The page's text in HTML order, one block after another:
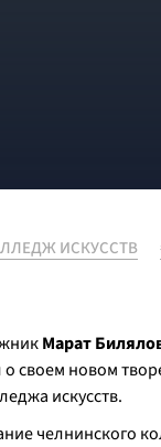
ИСКУССТВ
Марат
своем новом
искусств.
челнинского